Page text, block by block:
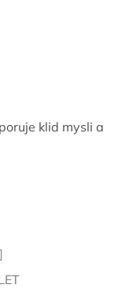
klid mysli a